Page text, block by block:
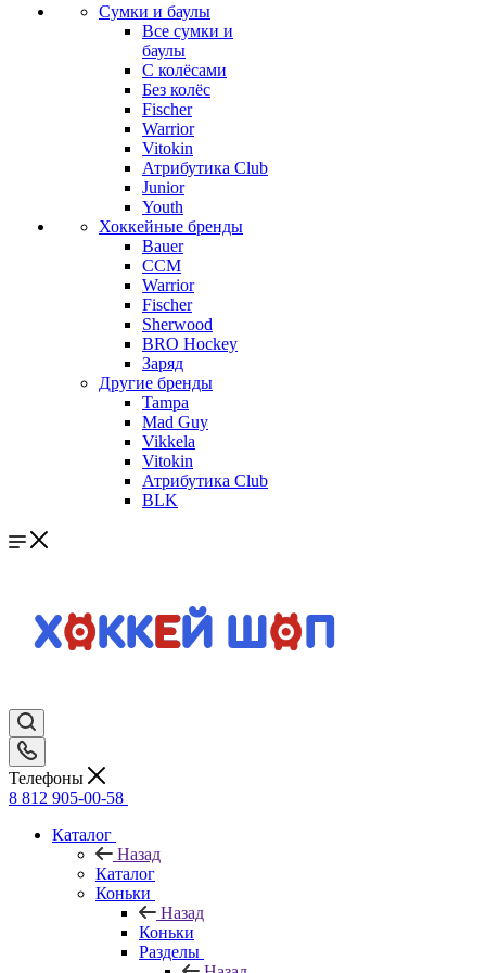
Сумки и баулы
Все сумки и
баулы
С колёсами
Без колёс
Fischer
Warrior
Vitokin
Атрибутика Club
Junior
Youth
Хоккейные бренды
Bauer
CCM
Warrior
Fischer
Sherwood
BRO Hockey
Заряд
Другие бренды
Tampa
Mad Guy
Vikkela
Vitokin
Атрибутика Club
BLK
Телефоны
8 812 905-00-58
Каталог
Назад
Каталог
Коньки
Назад
Коньки
Разделы